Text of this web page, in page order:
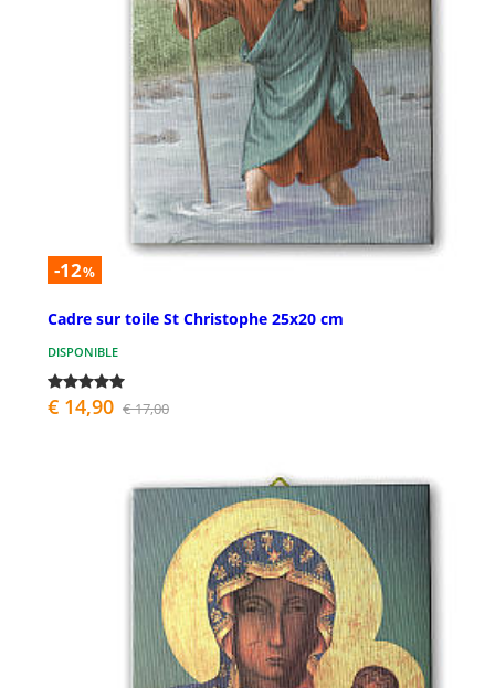
-12%
Cadre sur toile St Christophe 25x20 cm
DISPONIBLE
€ 14,90 € 17,00